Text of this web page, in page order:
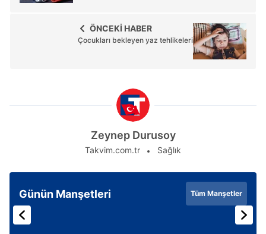
ÖNCEKİ HABER
Çocukları bekleyen yaz tehlikeleri
Zeynep Durusoy
Takvim.com.tr Sağlık
Günün Manşetleri Tüm Manşetler